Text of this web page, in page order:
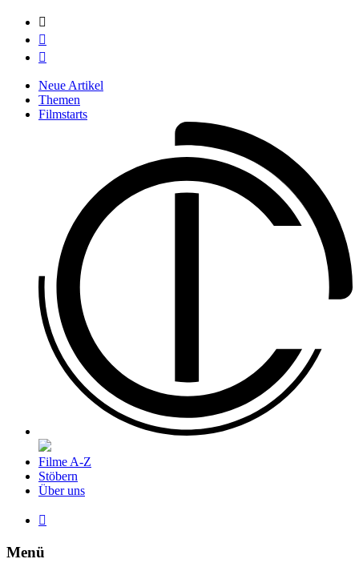



Neue Artikel
Themen
Filmstarts
Filme A-Z
Stöbern
Über uns

Menü